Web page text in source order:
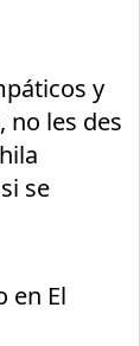
y
no les des
se
en El